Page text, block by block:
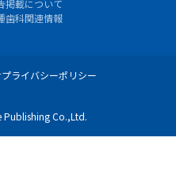
掲載について
歯科関連情報
プライバシーポリシー
Publishing Co.,Ltd.